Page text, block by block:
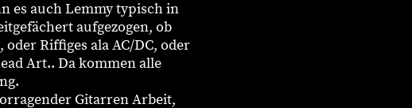
es auch Lemmy typisch in
aufgezogen, ob
Riffiges ala AC/DC, oder
Art.. Da kommen alle
Gitarren Arbeit,